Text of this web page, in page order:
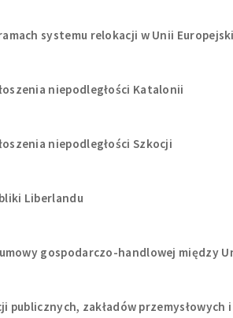
systemu relokacji w Unii
niepodległości Katalonii
niepodległości Szkocji
Liberlandu
gospodarczo-handlowej między
zakładów